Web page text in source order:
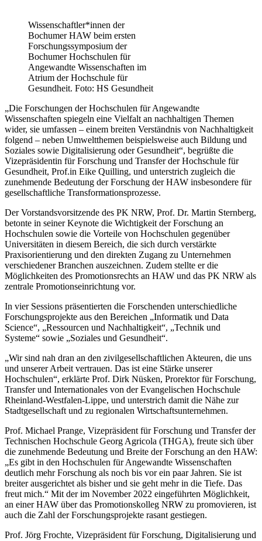
Wissenschaftler*innen der
Bochumer HAW beim ersten
Forschungssymposium der
Bochumer Hochschulen für
Angewandte Wissenschaften im
Atrium der Hochschule für
Gesundheit. Foto: HS Gesundheit
„Die Forschungen der Hochschulen für Angewandte
Wissenschaften spiegeln eine Vielfalt an nachhaltigen Themen
wider, sie umfassen – einem breiten Verständnis von Nachhaltigkeit
folgend – neben Umweltthemen beispielsweise auch Bildung und
Soziales sowie Digitalisierung oder Gesundheit“, begrüßte die
Vizepräsidentin für Forschung und Transfer der Hochschule für
Gesundheit, Prof.in Eike Quilling, und unterstrich zugleich die
zunehmende Bedeutung der Forschung der HAW insbesondere für
gesellschaftliche Transformationsprozesse.
Der Vorstandsvorsitzende des PK NRW, Prof. Dr. Martin Sternberg,
betonte in seiner Keynote die Wichtigkeit der Forschung an
Hochschulen sowie die Vorteile von Hochschulen gegenüber
Universitäten in diesem Bereich, die sich durch verstärkte
Praxisorientierung und den direkten Zugang zu Unternehmen
verschiedener Branchen auszeichnen. Zudem stellte er die
Möglichkeiten des Promotionsrechts an HAW und das PK NRW als
zentrale Promotionseinrichtung vor.
In vier Sessions präsentierten die Forschenden unterschiedliche
Forschungsprojekte aus den Bereichen „Informatik und Data
Science“, „Ressourcen und Nachhaltigkeit“, „Technik und
Systeme“ sowie „Soziales und Gesundheit“.
„Wir sind nah dran an den zivilgesellschaftlichen Akteuren, die uns
und unserer Arbeit vertrauen. Das ist eine Stärke unserer
Hochschulen“, erklärte Prof. Dirk Nüsken, Prorektor für Forschung,
Transfer und Internationales von der Evangelischen Hochschule
Rheinland-Westfalen-Lippe, und unterstrich damit die Nähe zur
Stadtgesellschaft und zu regionalen Wirtschaftsunternehmen.
Prof. Michael Prange, Vizepräsident für Forschung und Transfer der
Technischen Hochschule Georg Agricola (THGA), freute sich über
die zunehmende Bedeutung und Breite der Forschung an den HAW:
„Es gibt in den Hochschulen für Angewandte Wissenschaften
deutlich mehr Forschung als noch bis vor ein paar Jahren. Sie ist
breiter ausgerichtet als bisher und sie geht mehr in die Tiefe. Das
freut mich.“ Mit der im November 2022 eingeführten Möglichkeit,
an einer HAW über das Promotionskolleg NRW zu promovieren, ist
auch die Zahl der Forschungsprojekte rasant gestiegen.
Prof. Jörg Frochte, Vizepräsident für Forschung, Digitalisierung und